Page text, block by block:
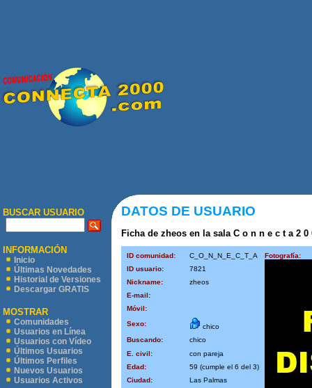
BUSCAR USUARIO
INFORMACIÓN
Inicio
Últimas Novedades
Historial de Versiones
Descargar GRATIS
MOSTRAR
Comunidades
Usuarios en Línea
Usuarios con Vídeo
Últimos Usuarios
Últimos Perfiles
Nuevos Usuarios
Usuarios Activos
DATOS DE USUARIO
Ficha de zheos en la sala C o n n e c t a 2 0
ID comunidad: C_O_N_N_E_C_T_A
Fotografía:
ID usuario:
7821
Nickname:
zheos
E-mail:
Móvil:
Sexo:
chico
Buscando:
chico
E. civil:
con pareja
Edad:
59 (cumple el 6 del 3)
Ciudad:
Las Palmas